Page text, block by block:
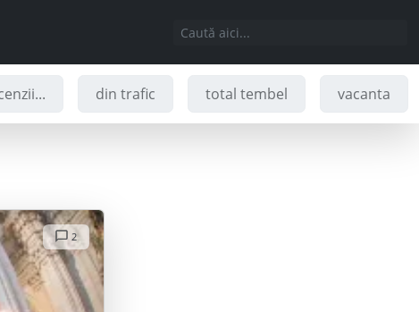
din trafic total tembel vacanta
2